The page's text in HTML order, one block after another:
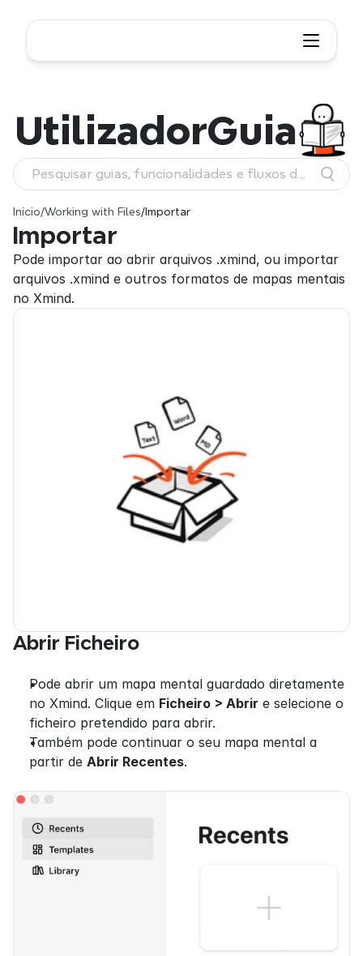
Início/Working with Files/ Importar
Importar
Pode importar ao abrir arquivos .xmind, ou importar
arquivos .xmind e outros formatos de mapas mentais
no Xmind.
Abrir Ficheiro
Pode abrir um mapa mental guardado diretamente
no Xmind. Clique em Ficheiro > Abrir e selecione o
ficheiro pretendido para abrir.
Também pode continuar o seu mapa mental a
partir de Abrir Recentes.
UtilizadorGuia
Pesquisar guias, funcionalidades e fluxos de
trabalho